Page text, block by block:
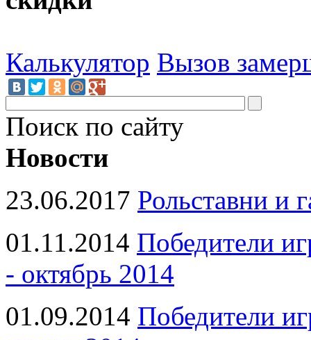
Калькулятор Вызов
Поиск по сайту
Новости
23.06.2017 Рольставни и
01.11.2014 Победители
- октябрь 2014
01.09.2014 Победители